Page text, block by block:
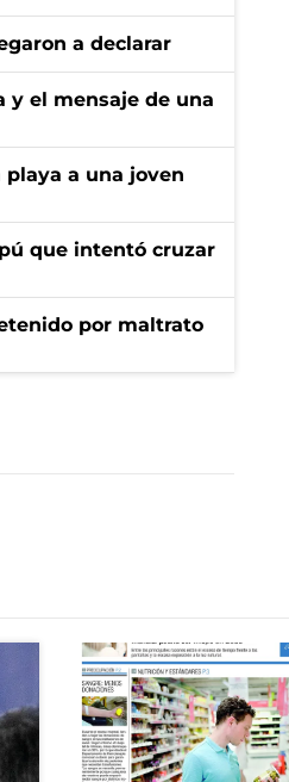
a declarar
y el mensaje de una
a una joven
que intentó cruzar
por maltrato